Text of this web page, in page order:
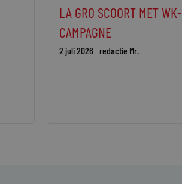
LA GRO SCOORT MET WK-
CAMPAGNE
2 juli 2026 redactie Mr.